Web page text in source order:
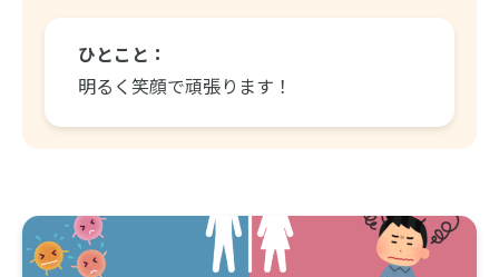
ひとこと：
明るく笑顔で頑張ります！